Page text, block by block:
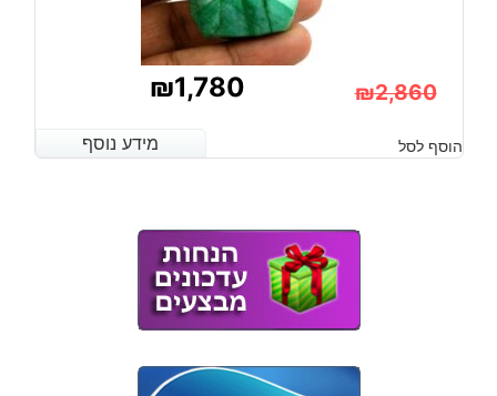
₪2,860
המקורי
₪2,860.
₪1,780
הנוכחי
₪1,780.
מידע נוסף הוסף לסל מידע נוסף